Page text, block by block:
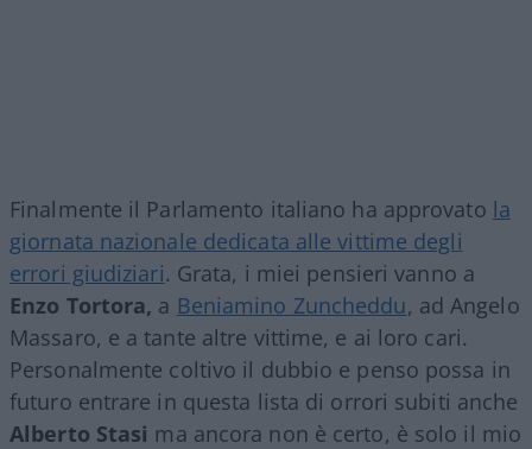
Finalmente il Parlamento italiano ha approvato la
giornata nazionale dedicata alle vittime degli
errori giudiziari. Grata, i miei pensieri vanno a
Enzo Tortora, a Beniamino Zuncheddu, ad Angelo
Massaro, e a tante altre vittime, e ai loro cari.
Personalmente coltivo il dubbio e penso possa in
futuro entrare in questa lista di orrori subiti anche
Alberto Stasi ma ancora non è certo, è solo il mio